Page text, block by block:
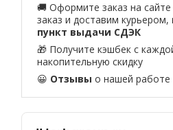
🚚 Оформите заказ на
заказ и доставим курьером,
пункт выдачи СДЭК
🎁 Получите кэшбек с
накопительную скидку
😀 Отзывы о нашей